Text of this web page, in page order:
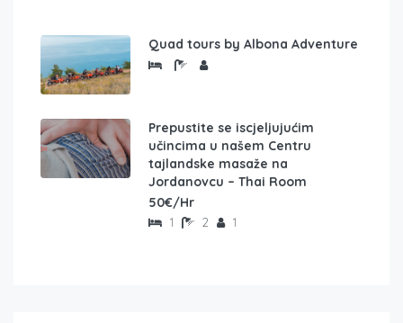
Quad tours by Albona Adventure
Prepustite se iscjeljujućim
učincima u našem Centru
tajlandske masaže na
Jordanovcu – Thai Room
50€/Hr
1 2 1